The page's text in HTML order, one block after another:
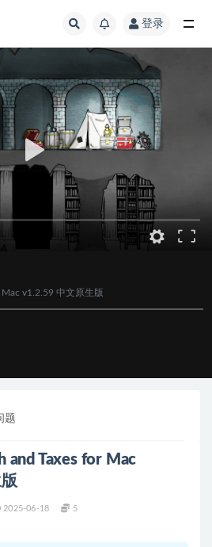
登录
v1.2.59 中文原生版
题
and Taxes for Mac
2025-06-18 5